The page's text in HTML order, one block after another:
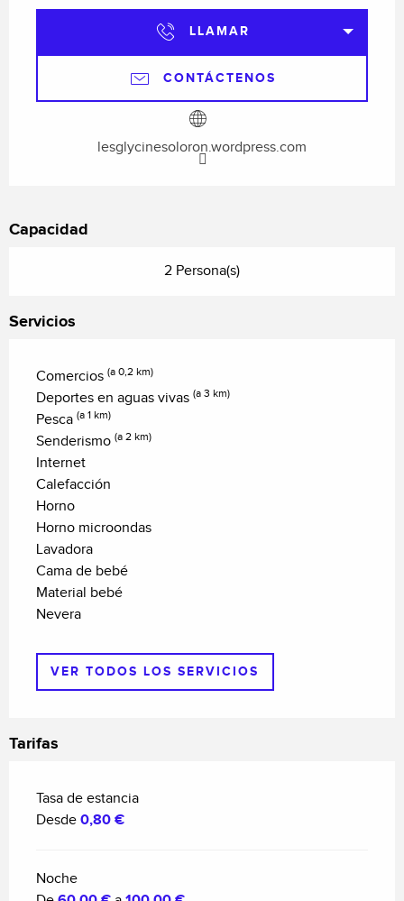
LLAMAR
CONTÁCTENOS
lesglycinesoloron.wordpress.com
Capacidad
2 Persona(s)
Servicios
Comercios (a 0,2 km)
Deportes en aguas vivas (a 3 km)
Pesca (a 1 km)
Senderismo (a 2 km)
Internet
Calefacción
Horno
Horno microondas
Lavadora
Cama de bebé
Material bebé
Nevera
VER TODOS LOS SERVICIOS
Tarifas
Tasa de estancia
Desde 0,80 €
Noche